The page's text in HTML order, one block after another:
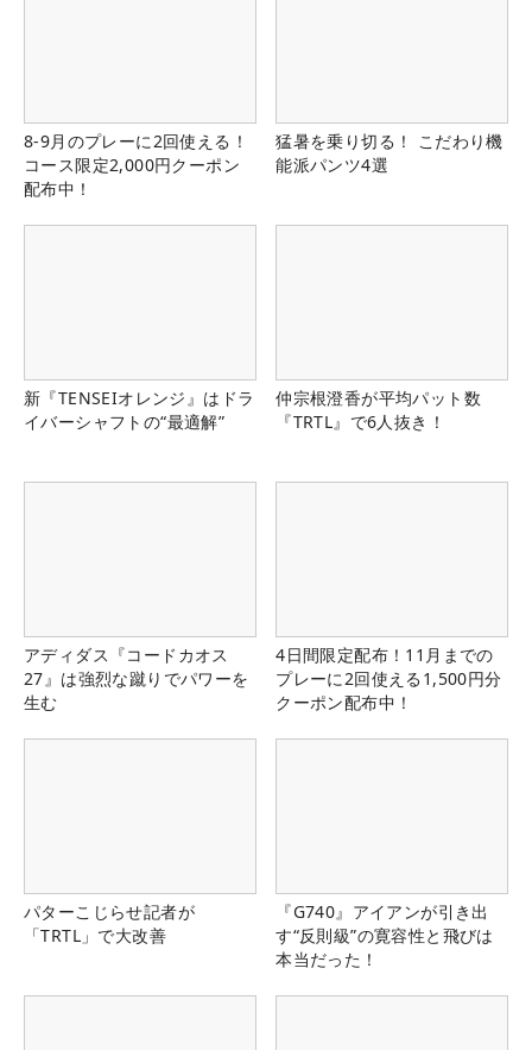
8-9月のプレーに2回使える！
コース限定2,000円クーポン
配布中！
猛暑を乗り切る！ こだわり機
能派パンツ4選
新『TENSEIオレンジ』はドラ
イバーシャフトの“最適解”
仲宗根澄香が平均パット数
『TRTL』で6人抜き！
アディダス『コードカオス
27』は強烈な蹴りでパワーを
生む
4日間限定配布！11月までの
プレーに2回使える1,500円分
クーポン配布中！
パターこじらせ記者が
「TRTL」で大改善
『G740』アイアンが引き出
す“反則級”の寛容性と飛びは
本当だった！